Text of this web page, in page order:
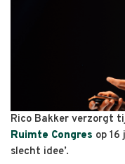
Rico Bakker verzorgt
Ruimte Congres op
slecht idee’.